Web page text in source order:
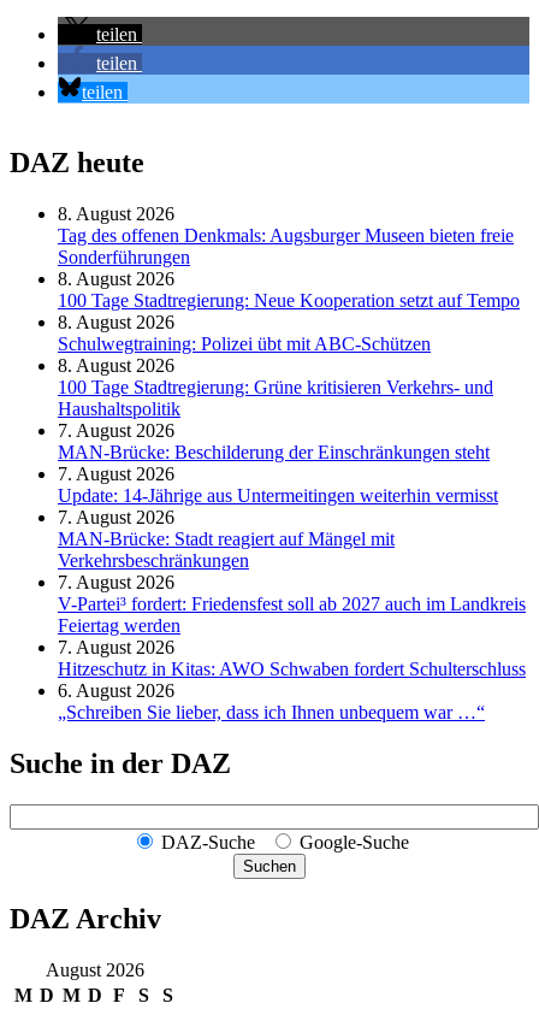
teilen
teilen
teilen
DAZ heute
8. August 2026
Tag des offenen Denkmals: Augsburger Museen bieten freie
Sonderführungen
8. August 2026
100 Tage Stadtregierung: Neue Kooperation setzt auf Tempo
8. August 2026
Schul­weg­trai­ning: Poli­zei übt mit ABC-Schüt­zen
8. August 2026
100 Tage Stadtregierung: Grüne kritisieren Verkehrs- und
Haushaltspolitik
7. August 2026
MAN-Brücke: Beschilderung der Einschränkungen steht
7. August 2026
Update: 14-Jährige aus Untermeitingen weiterhin vermisst
7. August 2026
MAN-Brücke: Stadt reagiert auf Mängel mit
Verkehrsbeschränkungen
7. August 2026
V-Partei­³ fordert: Friedens­fest soll ab 2027 auch im Land­kreis
Feier­tag werden
7. August 2026
Hitzeschutz in Kitas: AWO Schwaben fordert Schulterschluss
6. August 2026
„Schreiben Sie lieber, dass ich Ihnen unbequem war …“
Suche in der DAZ
DAZ-Suche Google-Suche
Suchen
DAZ Archiv
August 2026
M D M D F S
S